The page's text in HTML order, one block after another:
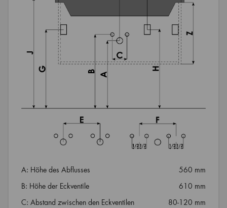
A: Höhe des Abflusses
560 mm
B: Höhe der Eckventile
610 mm
C: Abstand zwischen den Eckventilen
80-120 mm